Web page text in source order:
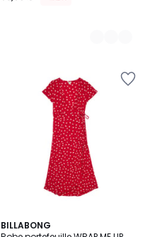
BILLABONG
3